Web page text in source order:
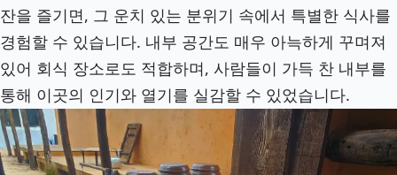
잔을 즐기면, 그 운치 있는 분위기 속에서 특별한 식사를
경험할 수 있습니다. 내부 공간도 매우 아늑하게 꾸며져
있어 회식 장소로도 적합하며, 사람들이 가득 찬 내부를
통해 이곳의 인기와 열기를 실감할 수 있었습니다.